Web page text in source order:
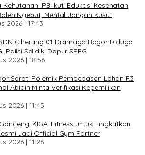
IPB Ikuti Edukasi Kesehatan
Ngebut, Mental Jangan Kusut
2026 | 17:43
Ciherang 01 Dramaga Bogor Diduga
Polisi Selidiki Dapur SPPG
2026 | 18:56
Soroti Polemik Pembebasan Lahan R3
Abidin Minta Verifikasi Kepemilikan
2026 | 11:45
IKIGAI Fitness untuk Tingkatkan
Jadi Official Gym Partner
2026 | 11:26